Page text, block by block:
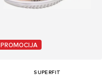
PROMOCIJA
SUPERFIT